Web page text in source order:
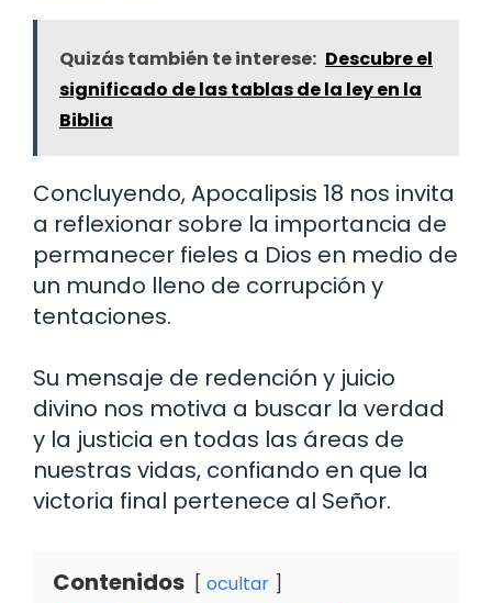
Quizás también te interese: Descubre el
significado de las tablas de la ley en la
Biblia
Concluyendo, Apocalipsis 18 nos invita
a reflexionar sobre la importancia de
permanecer fieles a Dios en medio de
un mundo lleno de corrupción y
tentaciones.
Su mensaje de redención y juicio
divino nos motiva a buscar la verdad
y la justicia en todas las áreas de
nuestras vidas, confiando en que la
victoria final pertenece al Señor.
Contenidos ocultar